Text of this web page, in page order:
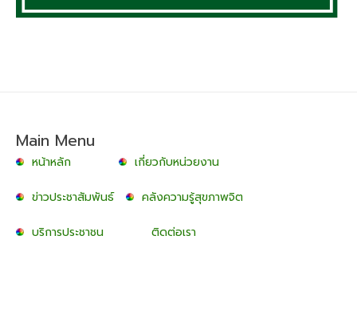
Main Menu
หน้าหลัก เกี่ยวกับหน่วยงาน
ข่าวประชาสัมพันธ์ คลังความรู้สุขภาพจิต
บริการประชาชน ติดต่อเรา